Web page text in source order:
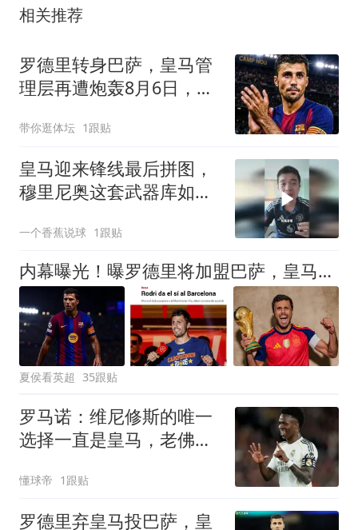
相关推荐
罗德里转身巴萨，皇马管
理层再遭炮轰8月6日，一
SergioValentín的爆料，
直接撕开了皇马转会窗口
最尴尬的一页
带你逛体坛 1跟贴
皇马迎来锋线最后拼图，
穆里尼奥这套武器库如何
一个香蕉说球 1跟贴
内幕曝光！曝罗德里将加盟巴萨，皇马达成协议后压价，穆里尼奥不满
夏侯看英超 35跟贴
罗马诺：维尼修斯的唯一
选择一直是皇马，老佛爷
懂球帝 1跟贴
罗德里弃皇马投巴萨，皇